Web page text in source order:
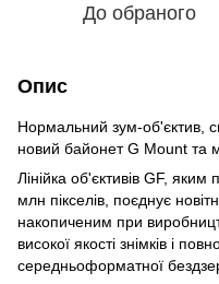
До обраного
Опис
Нормальний зум-об'єктив,
новий байонет G Mount та
Лінійка об'єктивів GF, яким
млн пікселів, поєднує
накопиченим при
високої якості знімків і
середньоформатної